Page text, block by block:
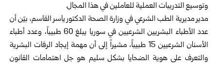
وتوسيع التدريبات العملية للعاملين في هذا المجال.
مدير مديرية الطب الشرعي في وزارة الصحة الدكتور ياسر القاسم، بيّن أن
عدد الأطباء البشريين الشرعيين في سوريا يبلغ 60 طبيباً، وعدد أطباء
الأسنان الشرعيين 15 طبيباً، مشيراً إلى أن مهمة إيجاد الرفات البشرية
والتعرف على هوية الضحايا بشكل سليم هو جل اهتمامات القانون